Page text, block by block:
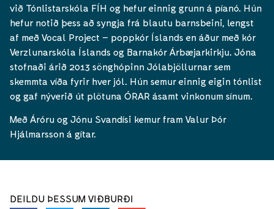
við Tónlistarskóla FÍH og hefur einnig grunn á píanó. Hún
hefur notið þess að syngja frá blautu barnsbeini, lengst
af með Vocal Project – poppkór Íslands en áður með kór
Verzlunarskóla Íslands og Barnakór Árbæjarkirkju. Jóna
stofnaði árið 2013 sönghópinn Jólabjöllurnar sem
skemmta víða fyrir hver jól. Hún semur einnig eigin tónlist
og gaf nýverið út plötuna ÓRAR ásamt vinkonum sínum.
Með Áróru og Jónu Svandísi kemur fram Valur Þór
Hjálmarsson á gítar.
DEILDU ÞESSUM VIÐBURÐI